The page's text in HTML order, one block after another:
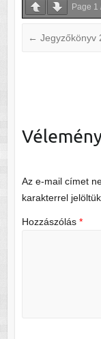
Page 1
← Jegyzőkönyv
Az e-mail címet
karakterrel jelöltük
Hozzászólás *